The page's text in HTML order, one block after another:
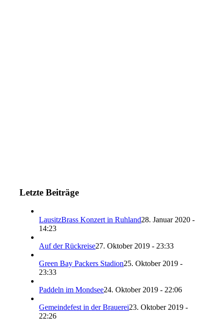
Letzte Beiträge
LausitzBrass Konzert in Ruhland28. Januar 2020 -
14:23
Auf der Rückreise27. Oktober 2019 - 23:33
Green Bay Packers Stadion25. Oktober 2019 -
23:33
Paddeln im Mondsee24. Oktober 2019 - 22:06
Gemeindefest in der Brauerei23. Oktober 2019 -
22:26